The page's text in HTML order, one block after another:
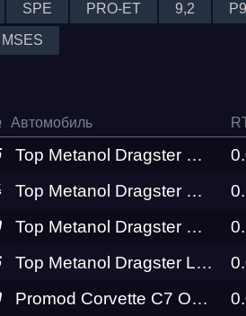
6 этап
PRO
SPE PRO-ET 9,2
MSES
Автомобиль
Top Metanol Dragster Barracuda
Top Metanol Dragster GHOST RIDER RDRC Technology
Top Metanol Dragster SINIY MaxRide Motorsport
Top Metanol Dragster Lucifer RDRC Technology
Promod Corvette C7 OWL Garage